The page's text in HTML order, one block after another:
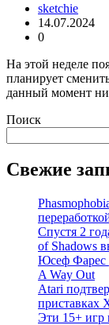
sketchie
14.07.2024
0
На этой неделе
планирует
данный момент
Поиск
Свежие
Спустя 2
of Shadows
Юсеф Фарес
A Way Out
Atari
приставках
Эти 15+ игр